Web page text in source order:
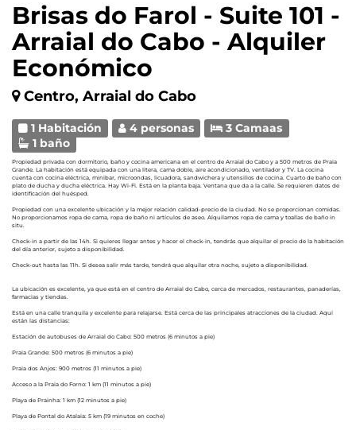
Brisas do Farol - Suite 101 -
Arraial do Cabo - Alquiler
Económico
Centro, Arraial do Cabo
1 Habitación 4 personas
3 Camaas
1 baño
Propiedad privada con dormitorio, baño y cocina americana en el centro de Arraial do Cabo y a 500 metros de Praia
Grande. La habitación está equipada con una litera, cama doble, aire acondicionado, ventilador y TV. La cocina
cuenta con cocina eléctrica, minibar, microondas, licuadora, sandwichera y utensilios de cocina. Cuarto de baño con
plato de ducha y ducha eléctrica. Hay Wi-Fi. Está en la planta baja. Ventana que da a la calle. Se requieren datos de
identificación del huésped.
Propiedad con una excelente ubicación y la mejor relación calidad-precio de la ciudad. No se proporcionan comidas.
No proporcionamos ropa de cama, ropa de baño ni artículos de aseo. Alquilamos ropa de cama y toallas de baño in
situ.
Check-in a partir de las 14h. Si quieres llegar antes y hacer el check-in, tendrás que alquilar el precio de la habitación
del día anterior, sujeto a disponibilidad.
Check-out hasta las 11h. Si desea salir más tarde, tendrá que alquilar otra noche, sujeto a disponibilidad.
La ubicación es excelente, ya que está en el centro de Arraial do Cabo, cerca de mercados, restaurantes, panaderías,
farmacias y tiendas.
Está en una calle tranquila y excelente para relajarse. Está cerca de las principales atracciones de la ciudad. Aquí
están las distancias:
Estación de autobuses de Arraial do Cabo: 500 metros (6 minutos a pie)
Praia Grande: 500 metros (6 minutos a pie)
Praia dos Anjos: 900 metros (11 minutos a pie)
Acceso a la Praia do Forno: 1 km (11 minutos a pie)
Playa de Prainha: 1 km (12 minutos a pie)
Playa de Pontal do Atalaia: 5 km (19 minutos en coche)